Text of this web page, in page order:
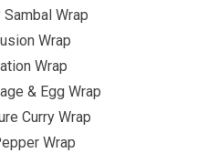
Wrap
Wrap
Wrap
& Egg Wrap
Curry Wrap
Wrap